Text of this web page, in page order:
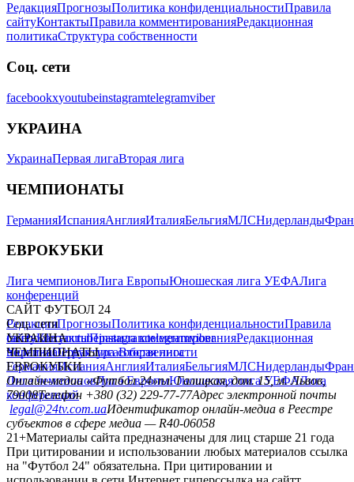
РедакцияПрогнозыПолитика конфиденциальностиПравила
сайтуКонтактыПравила комментированияРедакционная
политикаСтруктура собственности
Соц. сети
facebookxyoutubeinstagramtelegramviber
УКРАИНА
УкраинаПервая лигаВторая лига
ЧЕМПИОНАТЫ
ГерманияИспанияАнглияИталияБельгияМЛСНидерланды
ЕВРОКУБКИ
Лига чемпионовЛига ЕвропыЮношеская лига УЕФАЛига
конференций
САЙТ ФУТБОЛ 24
РедакцияПрогнозыПолитика конфиденциальностиПравила
сайтуКонтактыПравила комментированияРедакционная
политикаСтруктура собственности
Соц. сети
facebookxyoutubeinstagramtelegramviber
УКРАИНА
УкраинаПервая лигаВторая лига
ЧЕМПИОНАТЫ
ГерманияИспанияАнглияИталияБельгияМЛСНидерланды
ЕВРОКУБКИ
Лига чемпионовЛига ЕвропыЮношеская лига УЕФАЛига
конференций
Онлайн-медиа «Футбол 24»пл. Галицкая, дом. 15, м. Львов,
79008Телефон +380 (32) 229-77-77Адрес электронной почты
legal@24tv.com.uaИдентификатор онлайн-медиа в Реестре
субъектов в сфере медиа — R40-06058
21+Материалы сайта предназначены для лиц старше 21 года
При цитировании и использовании любых материалов ссылка
на "Футбол 24" обязательна. При цитировании и